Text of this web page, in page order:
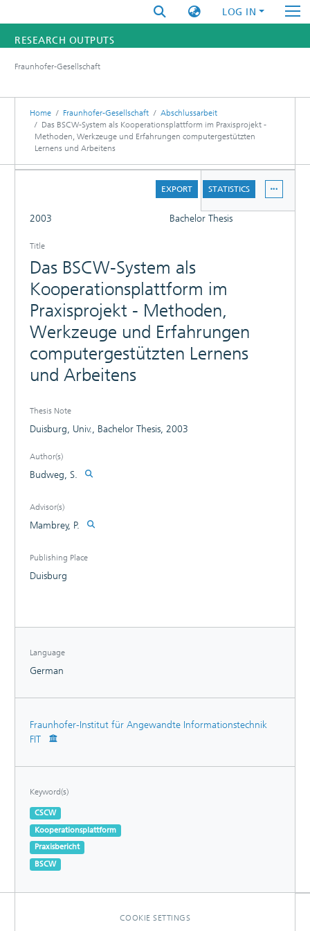
LOG IN
RESEARCH OUTPUTS
RESEARCHERS
INSTITUTES
Fraunhofer-Gesellschaft
Home Fraunhofer-Gesellschaft
Abschlussarbeit
Das BSCW-System als Kooperationsplattform im Praxisprojekt -
Methoden, Werkzeuge und Erfahrungen computergestützten
Lernens und Arbeitens
EXPORT STATISTICS
2003 Bachelor Thesis
Title
Das BSCW-System als
Kooperationsplattform im
Praxisprojekt - Methoden,
Werkzeuge und Erfahrungen
computergestützten Lernens
und Arbeitens
Thesis Note
Duisburg, Univ., Bachelor Thesis, 2003
Author(s)
Budweg, S.
Advisor(s)
Mambrey, P.
Publishing Place
Duisburg
Language
German
Fraunhofer-Institut für Angewandte Informationstechnik
FIT
Keyword(s)
CSCW
Kooperationsplattform
Praxisbericht
BSCW
COOKIE SETTINGS